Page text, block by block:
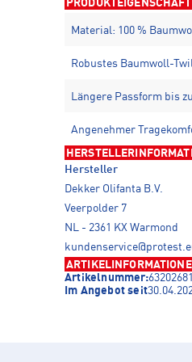
Material: 100 %
Robustes Baumwoll-
Längere Passform bis
Angenehmer
Hersteller
Dekker Olifanta B.V.
Veerpolder 7
NL - 2361 KX Warmond
Artikelnummer:
Im Angebot seit